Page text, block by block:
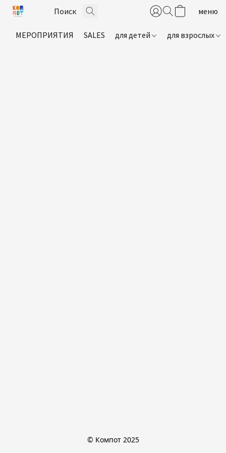
МЕРОПРИЯТИЯ SALES для детей для взрослых
© Компот 2025